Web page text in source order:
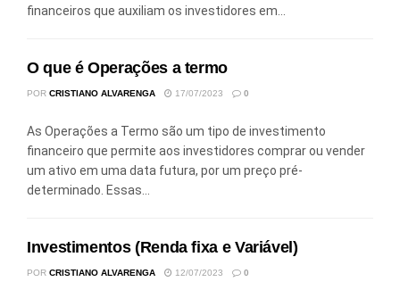
financeiros que auxiliam os investidores em...
O que é Operações a termo
POR CRISTIANO ALVARENGA 17/07/2023 0
As Operações a Termo são um tipo de investimento
financeiro que permite aos investidores comprar ou vender
um ativo em uma data futura, por um preço pré-
determinado. Essas...
Investimentos (Renda fixa e Variável)
POR CRISTIANO ALVARENGA 12/07/2023 0